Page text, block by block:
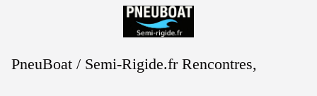
PneuBoat / Semi-Rigide.fr Rencontres,